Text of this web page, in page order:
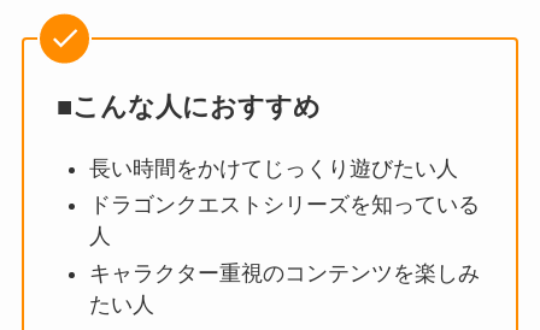
■こんな人におすすめ
長い時間をかけてじっくり遊びたい人
ドラゴンクエストシリーズを知っている
人
キャラクター重視のコンテンツを楽しみ
たい人